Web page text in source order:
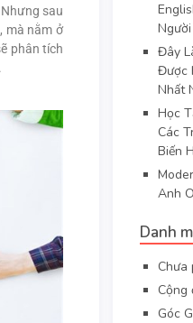
sau
mà nằm ở
phân tích
Đây
Được
Nhất
Học
Các
Biến
Anh
Danh
Chưa
Cộng
Góc